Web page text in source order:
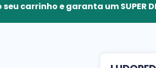
carrinho e garanta um SUPER